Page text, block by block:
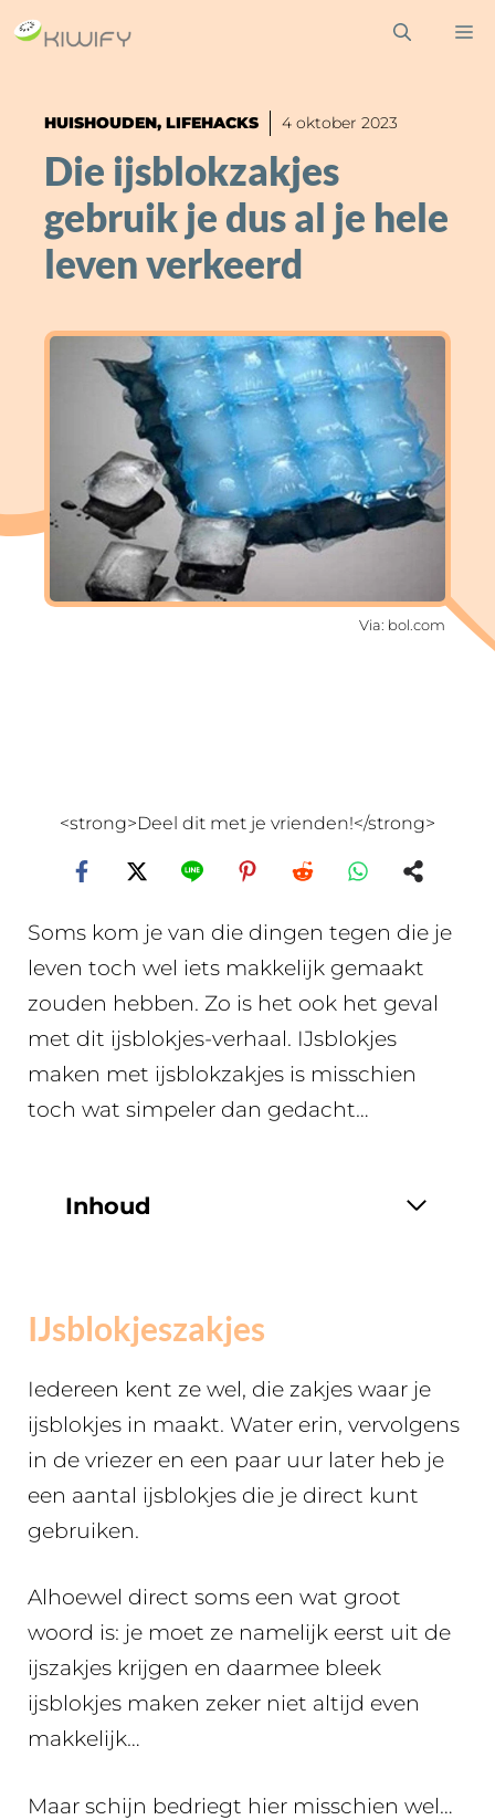
Ga
naar
inhoudHUISHOUDEN, LIFEHACKS 4 oktober 2023
Die ijsblokzakjes
gebruik je dus al je hele
leven verkeerd
Via: bol.com
<strong>Deel dit met je vrienden!</strong>
Soms kom je van die dingen tegen die je
leven toch wel iets makkelijk gemaakt
zouden hebben. Zo is het ook het geval
met dit ijsblokjes-verhaal. IJsblokjes
maken met ijsblokzakjes is misschien
toch wat simpeler dan gedacht…
Inhoud
IJsblokjeszakjes
Iedereen kent ze wel, die zakjes waar je
ijsblokjes in maakt. Water erin, vervolgens
in de vriezer en een paar uur later heb je
een aantal ijsblokjes die je direct kunt
gebruiken.
Alhoewel direct soms een wat groot
woord is: je moet ze namelijk eerst uit de
ijszakjes krijgen en daarmee bleek
ijsblokjes maken zeker niet altijd even
makkelijk…
Maar schijn bedriegt hier misschien wel…